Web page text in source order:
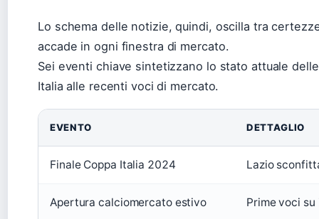
Lo schema delle notizie, quindi, oscilla tra
accade in ogni finestra di mercato.
Sei eventi chiave sintetizzano lo stato attuale
Italia alle recenti voci di mercato.
EVENTO DETTAGLIO
Finale Coppa Italia 2024 Lazio
Apertura calciomercato estivo Prime voci